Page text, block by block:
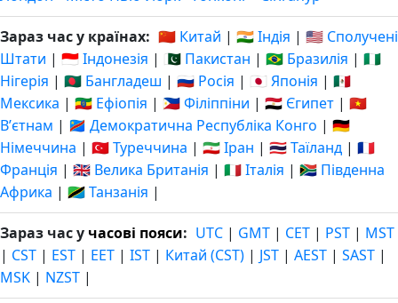
Зараз час у країнах: 🇨🇳 Китай | 🇮🇳 Індія | 🇺🇸 Сполучені
Штати | 🇮🇩 Індонезія | 🇵🇰 Пакистан | 🇧🇷 Бразилія | 🇳🇬
Нігерія | 🇧🇩 Бангладеш | 🇷🇺 Росія | 🇯🇵 Японія | 🇲🇽
Мексика | 🇪🇹 Ефіопія | 🇵🇭 Філіппіни | 🇪🇬 Єгипет | 🇻🇳
Вʼєтнам | 🇨🇩 Демократична Республіка Конго | 🇩🇪
Німеччина | 🇹🇷 Туреччина | 🇮🇷 Іран | 🇹🇭 Таїланд | 🇫🇷
Франція | 🇬🇧 Велика Британія | 🇮🇹 Італія | 🇿🇦 Південна
Африка | 🇹🇿 Танзанія |
Зараз час у часові пояси: UTC | GMT | CET | PST | MST
| CST | EST | EET | IST | Китай (CST) | JST | AEST | SAST |
MSK | NZST |